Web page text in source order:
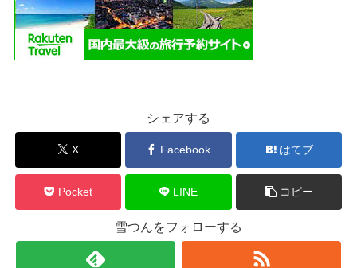
シェアする
X Facebook はてブ
Pocket LINE コピー
雪つんをフォローする